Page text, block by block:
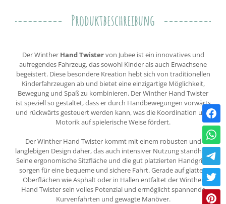
Produktbeschreibung
Der Winther Hand Twistervon Jubee ist ein innovatives und
aufregendes Fahrzeug, das sowohl Kinder als auch Erwachsene
begeistert. Diese besondere Kreation hebt sich von traditionellen
Kinderfahrzeugen ab und bietet eine einzigartige Möglichkeit,
Bewegung und Spaß zu kombinieren. Der Winther Hand Twister
ist speziell so gestaltet, dass er durch Handbewegungen vorwärts
und rückwärts gesteuert werden kann, was die Koordination und
Motorik auf spielerische Weise fördert.
Der Winther Hand Twister kommt mit einem robusten und
langlebigen Design daher, das auch intensiver Nutzung standhält.
Seine ergonomische Sitzfläche und die gut platzierten Handgriffe
sorgen für eine bequeme und sichere Fahrt. Gerade auf glatten
Oberflächen wie Asphalt oder in Hallen entfaltet der Winther
Hand Twister sein volles Potenzial und ermöglicht spannende
Kurvenfahrten und gewagte Manöver.